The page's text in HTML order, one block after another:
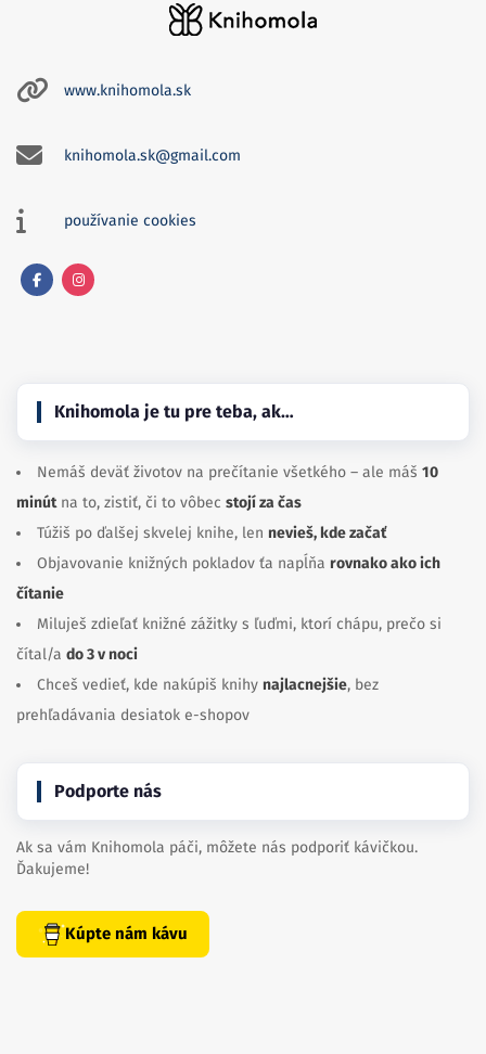
www.knihomola.sk
knihomola.sk@gmail.com
používanie cookies
Knihomola je tu pre teba, ak…
Nemáš deväť životov na prečítanie všetkého – ale máš 10
minútna to, zistiť, či to vôbec stojí za čas
Túžiš po ďalšej skvelej knihe, len nevieš, kde začať
Objavovanie knižných pokladov ťa napĺňa rovnako ako ich
čítanie
Miluješ zdieľať knižné zážitky s ľuďmi, ktorí chápu, prečo si
čítal/a do 3 v noci
Chceš vedieť, kde nakúpiš knihy najlacnejšie, bez
prehľadávania desiatok e-shopov
Podporte nás
Ak sa vám Knihomola páči, môžete nás podporiť kávičkou.
Ďakujeme!
Kúpte nám kávu